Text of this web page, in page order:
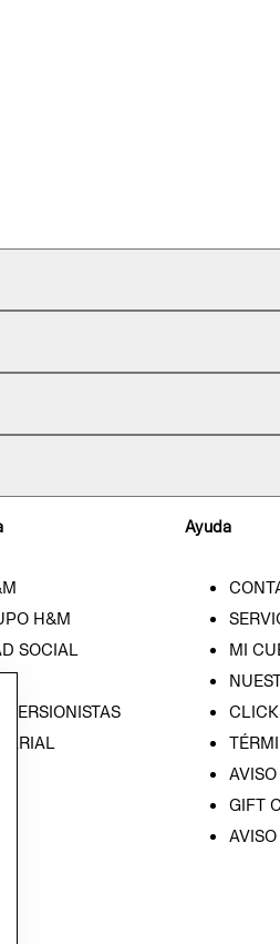
H&M
SOCIAL
Ayuda
MI
GIFT